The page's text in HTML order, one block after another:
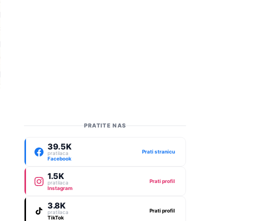
PRATITE NAS
39.5K
pratilaca
Facebook
Prati stranicu
1.5K
pratilaca
Instagram
Prati profil
3.8K
pratilaca
TikTok
Prati profil